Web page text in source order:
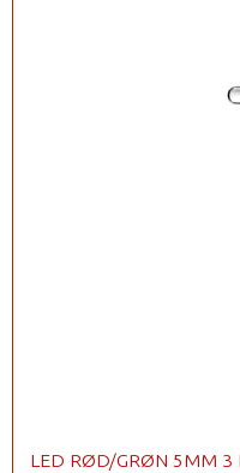
LED RØD/GRØN 5MM 3